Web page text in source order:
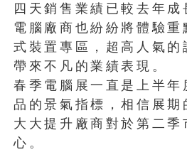
四天銷售業績已較去年成
電腦廠商也紛紛將體驗重
式裝置專區，超高人氣的
帶來不凡的業績表現。
春季電腦展一直是上半年
品的景氣指標，相信展期
大大提升廠商對於第二季
心。